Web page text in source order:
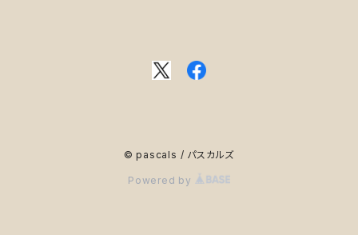
© pascals / パスカルズ
Powered by